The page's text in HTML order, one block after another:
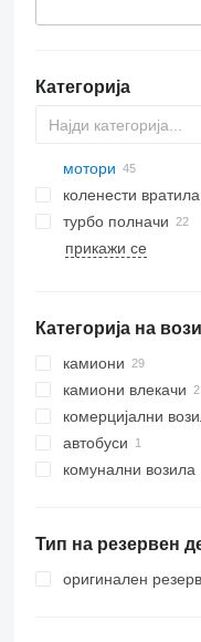
Категорија
мотори
коленести вратила
турбо полначи
прикажи се
Категорија на
камиони
камиони влекачи
комерцијални
автобуси
комунални возила
Тип на резервен
оригинален